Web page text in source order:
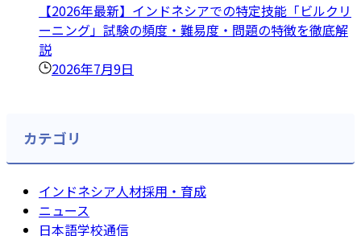
【2026年最新】インドネシアでの特定技能「ビルクリ
ーニング」試験の頻度・難易度・問題の特徴を徹底解
説
2026年7月9日
カテゴリ
インドネシア人材採用・育成
ニュース
日本語学校通信